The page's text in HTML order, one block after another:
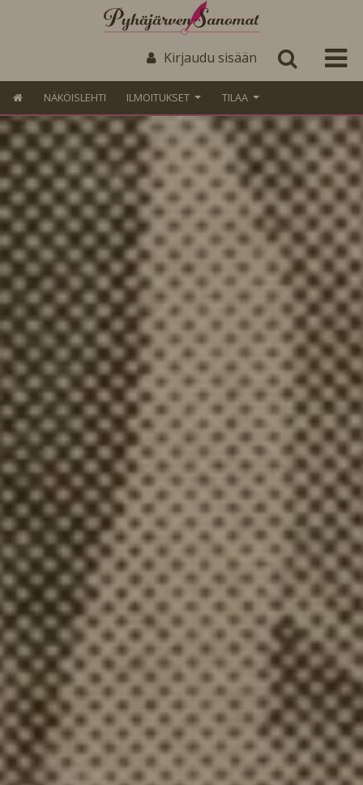
Kirjaudu sisään
NÄKÖISLEHTI ILMOITUKSET TILAA